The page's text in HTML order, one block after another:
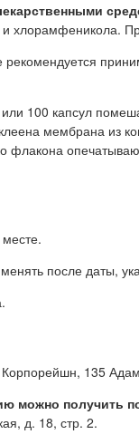
и хлорамфеникола.
рекомендуется
100 капсул
мембрана из
флакона
после даты,
Корпорейшн, 135
можно получить
д. 18, стр. 2.